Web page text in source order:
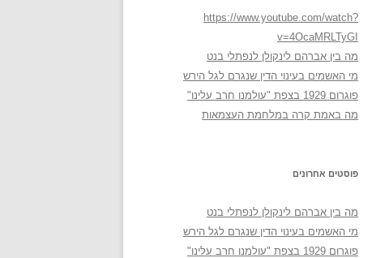
https://www.youtube.com/watch?
v=4OcaMRLTyGI
מה בין אברהם לינקולן לנפתלי בנט
מי האשמים בעינוי הדין שנגרם לגל הירש
פוגרום 1929 בצפת "עולמנו חרב עלינו"
מה באמת קרה במלחמת העצמאות
פוסטים אחרונים
מה בין אברהם לינקולן לנפתלי בנט
מי האשמים בעינוי הדין שנגרם לגל הירש
פוגרום 1929 בצפת "עולמנו חרב עלינו"